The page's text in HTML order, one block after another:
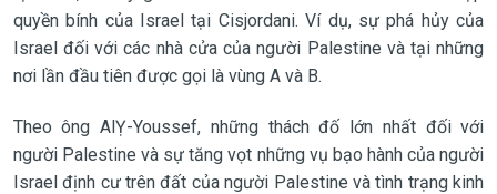
quyền bính của Israel tại Cisjordani. Ví dụ, sự phá hủy của
Israel đối với các nhà cửa của người Palestine và tại những
nơi lần đầu tiên được gọi là vùng A và B.
Theo ông AlỴ-Youssef, những thách đố lớn nhất đối với
người Palestine và sự tăng vọt những vụ bạo hành của người
Israel định cư trên đất của người Palestine và tình trạng kinh